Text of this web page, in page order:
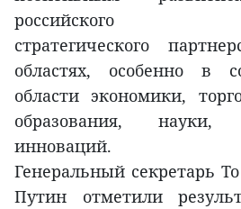
российского
стратегического
областях, особенно в
области экономики,
образования,
инноваций.
Генеральный секретарь
Путин отметили